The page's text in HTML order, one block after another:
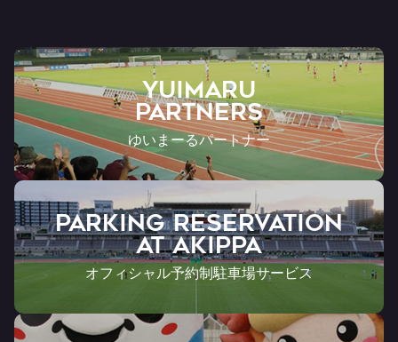
YUIMARU
Partners
ゆいまーるパートナー
PARKING RESERVATION
AT Akippa
オフィシャル予約制駐車場サービス